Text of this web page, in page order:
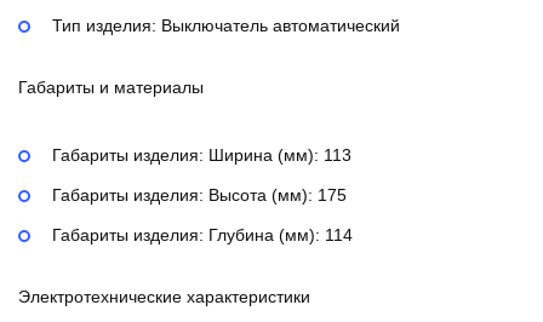
Тип изделия: Выключатель автоматический
Габариты и материалы
Габариты изделия: Ширина (мм): 113
Габариты изделия: Высота (мм): 175
Габариты изделия: Глубина (мм): 114
Электротехнические характеристики